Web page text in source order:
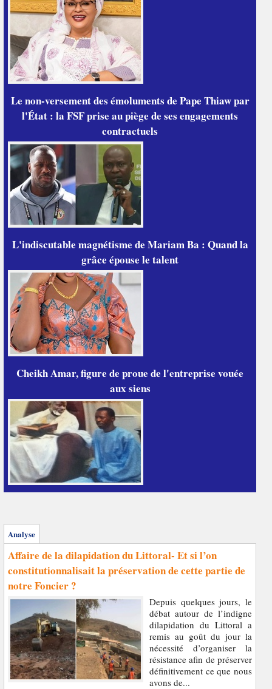
Le non-versement des émoluments de Pape Thiaw par
l'État : la FSF prise au piège de ses engagements
contractuels
L'indiscutable magnétisme de Mariam Ba : Quand la
grâce épouse le talent
Cheikh Amar, figure de proue de l'entreprise vouée
aux siens
Analyse
Affaire de la dilapidation du Littoral- Et si l’on
constitutionnalisait la préservation de cette partie de
notre Foncier ?
Depuis quelques jours, le
débat autour de l’indigne
dilapidation du Littoral a
remis au goût du jour la
nécessité d’organiser la
résistance afin de préserver
définitivement ce que nous
avons de...